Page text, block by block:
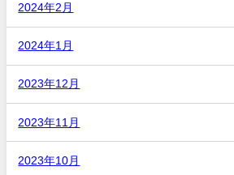
2024年2月
2024年1月
2023年12月
2023年11月
2023年10月